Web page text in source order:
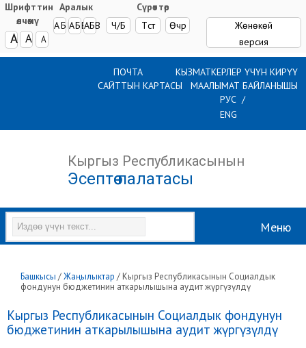
Шрифттин
өлчөмү
A A A
Аралык
AБВAБВAБВ
Сүрөттөр
Ч/Б
Түстүү Өчүрүү Жөнөкөй
версия
КЫЗМАТКЕРЛЕР ҮЧҮН КИРҮҮ
ПОЧТА
МААЛЫМАТ БАЙЛАНЫШЫ
САЙТТЫН КАРТАСЫ
РУС
ENG
Кыргыз Республикасынын
Эсептөө палатасы
Меню
Башкысы /Жаңылыктар / Кыргыз Республикасынын Социалдык
фондунун бюджетинин аткарылышына аудит жүргүзүлдү
Кыргыз Республикасынын Социалдык фондунун
бюджетинин аткарылышына аудит жүргүзүлдү